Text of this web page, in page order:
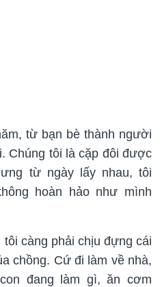
từ bạn bè thành người
Chúng tôi là cặp đôi được
từ ngày lấy nhau, tôi
hoàn hảo như mình
càng phải chịu đựng cái
chồng. Cứ đi làm về nhà,
đang làm gì, ăn cơm